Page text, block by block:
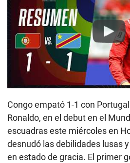
Play
Congo empató 1-1 con
Ronaldo, en el debut en el
escuadras este miércoles en
desnudó las debilidades lusas
en estado de gracia. El primer